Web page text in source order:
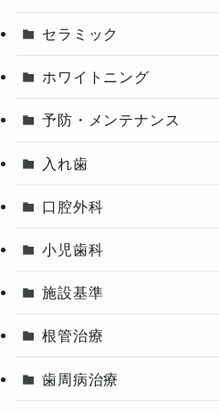
セラミック
ホワイトニング
予防・メンテナンス
入れ歯
口腔外科
小児歯科
施設基準
根管治療
歯周病治療